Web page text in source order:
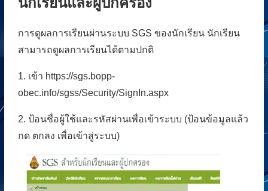
การดูผลการเรียนผ่านระบบ SGS ของนักเรียน นักเรียน
สามารถดูผลการเรียนได้ตามปกติ
1. เข้า https://sgs.bopp-
obec.info/sgss/Security/SignIn.aspx
2. ป้อนชื่อผู้ใช้และรหัสผ่านเพื่อเข้าระบบ (ป้อนข้อมูลแล้ว
กด ตกลง เพื่อเข้าสู่ระบบ)